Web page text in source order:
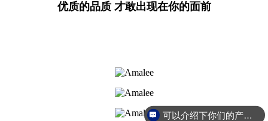
优质的品质 才敢出现在你的面前
可以介绍下你们的产品么